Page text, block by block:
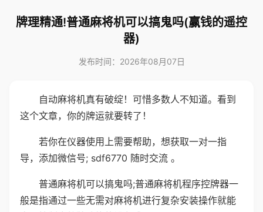
牌理精通!普通麻将机可以搞鬼吗(赢钱的遥控
器)
发布时间：2026年08月07日
自动麻将机真有破绽！可惜多数人不知道。看到
这个文章，你的牌运就要转了！
若你在仪器使用上需要帮助，想获取一对一指
导，添加微信号; sdf6770 随时交流 。
普通麻将机可以搞鬼吗;普通麻将机程序控牌器一
般是指通过一些无需对麻将机进行复杂安装操作就能